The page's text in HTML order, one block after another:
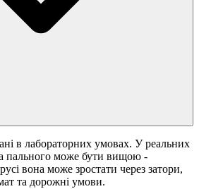
в лабораторних умовах. У реальних
пального може бути вищою -
вона може зростати через затори,
та дорожні умови.